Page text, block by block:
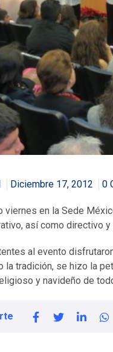
Diciembre 17, 2012 0
viernes en la Sede
así como directivo
al evento
la tradición, se hizo la
y navideño de